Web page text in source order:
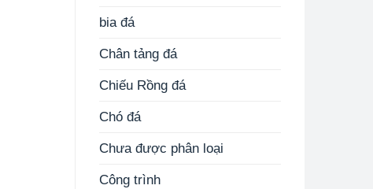
bia đá
Chân tảng đá
Chiếu Rồng đá
Chó đá
Chưa được phân loại
Công trình